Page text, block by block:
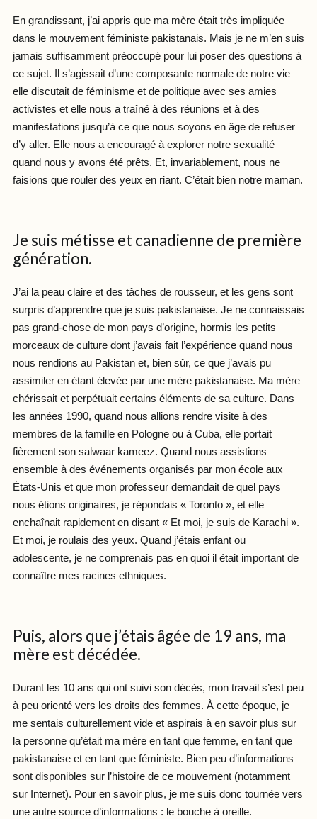
En grandissant, j’ai appris que ma mère était très impliquée
dans le mouvement féministe pakistanais. Mais je ne m’en suis
jamais suffisamment préoccupé pour lui poser des questions à
ce sujet. Il s’agissait d’une composante normale de notre vie –
elle discutait de féminisme et de politique avec ses amies
activistes et elle nous a traîné à des réunions et à des
manifestations jusqu’à ce que nous soyons en âge de refuser
d’y aller. Elle nous a encouragé à explorer notre sexualité
quand nous y avons été prêts. Et, invariablement, nous ne
faisions que rouler des yeux en riant. C’était bien notre maman.
Je suis métisse et canadienne de première
génération.
J’ai la peau claire et des tâches de rousseur, et les gens sont
surpris d’apprendre que je suis pakistanaise. Je ne connaissais
pas grand-chose de mon pays d’origine, hormis les petits
morceaux de culture dont j’avais fait l’expérience quand nous
nous rendions au Pakistan et, bien sûr, ce que j’avais pu
assimiler en étant élevée par une mère pakistanaise. Ma mère
chérissait et perpétuait certains éléments de sa culture. Dans
les années 1990, quand nous allions rendre visite à des
membres de la famille en Pologne ou à Cuba, elle portait
fièrement son salwaar kameez. Quand nous assistions
ensemble à des événements organisés par mon école aux
États-Unis et que mon professeur demandait de quel pays
nous étions originaires, je répondais « Toronto », et elle
enchaînait rapidement en disant « Et moi, je suis de Karachi ».
Et moi, je roulais des yeux. Quand j’étais enfant ou
adolescente, je ne comprenais pas en quoi il était important de
connaître mes racines ethniques.
Puis, alors que j’étais âgée de 19 ans, ma
mère est décédée.
Durant les 10 ans qui ont suivi son décès, mon travail s’est peu
à peu orienté vers les droits des femmes. À cette époque, je
me sentais culturellement vide et aspirais à en savoir plus sur
la personne qu’était ma mère en tant que femme, en tant que
pakistanaise et en tant que féministe. Bien peu d’informations
sont disponibles sur l’histoire de ce mouvement (notamment
sur Internet). Pour en savoir plus, je me suis donc tournée vers
une autre source d’informations : le bouche à oreille.